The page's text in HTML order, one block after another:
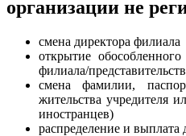
организации не
смена директора филиала
открытие
филиала/
смена фамилии,
жительства учредителя
иностранцев)
распределение и выплата